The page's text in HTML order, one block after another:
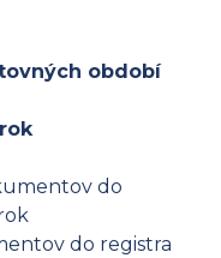
období
do
do registra